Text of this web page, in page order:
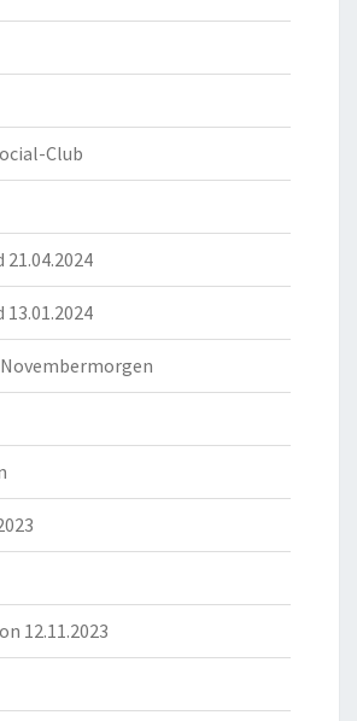
Club
21.04.2024
13.01.2024
12.11.2023